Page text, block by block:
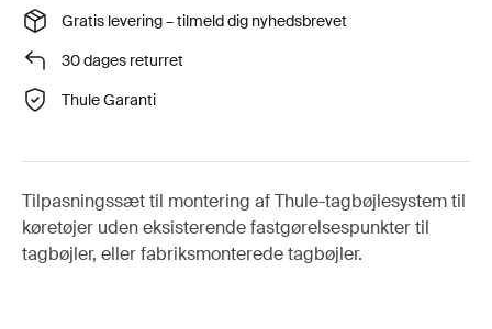
Gratis levering – tilmeld dig nyhedsbrevet
30 dages returret
Thule Garanti
Tilpasningssæt til montering af Thule-tagbøjlesystem til
køretøjer uden eksisterende fastgørelsespunkter til
tagbøjler, eller fabriksmonterede tagbøjler.